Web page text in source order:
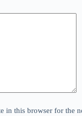
in this browser for the